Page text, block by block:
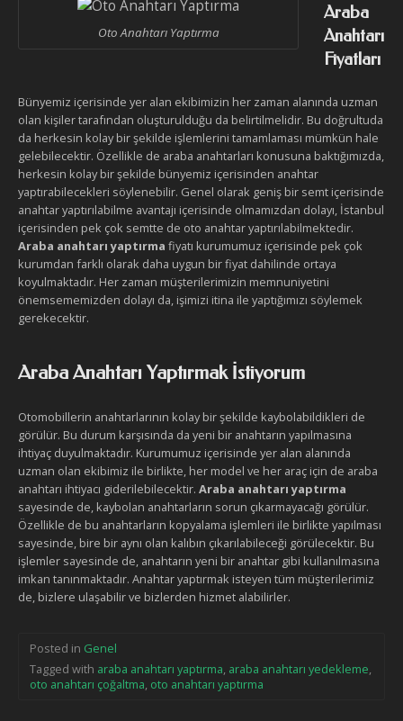
Oto Anahtarı Yaptırma
Araba
Anahtarı
Fiyatları
Bünyemiz içerisinde yer alan ekibimizin her zaman alanında uzman
olan kişiler tarafından oluşturulduğu da belirtilmelidir. Bu doğrultuda
da herkesin kolay bir şekilde işlemlerini tamamlaması mümkün hale
gelebilecektir. Özellikle de araba anahtarları konusuna baktığımızda,
herkesin kolay bir şekilde bünyemiz içerisinden anahtar
yaptırabilecekleri söylenebilir. Genel olarak geniş bir semt içerisinde
anahtar yaptırılabilme avantajı içerisinde olmamızdan dolayı, İstanbul
içerisinden pek çok semtte de oto anahtar yaptırılabilmektedir.
Araba anahtarı yaptırma fiyatı kurumumuz içerisinde pek çok
kurumdan farklı olarak daha uygun bir fiyat dahilinde ortaya
koyulmaktadır. Her zaman müşterilerimizin memnuniyetini
önemsememizden dolayı da, işimizi itina ile yaptığımızı söylemek
gerekecektir.
Araba Anahtarı Yaptırmak İstiyorum
Otomobillerin anahtarlarının kolay bir şekilde kaybolabildikleri de
görülür. Bu durum karşısında da yeni bir anahtarın yapılmasına
ihtiyaç duyulmaktadır. Kurumumuz içerisinde yer alan alanında
uzman olan ekibimiz ile birlikte, her model ve her araç için de araba
anahtarı ihtiyacı giderilebilecektir. Araba anahtarı yaptırma
sayesinde de, kaybolan anahtarların sorun çıkarmayacağı görülür.
Özellikle de bu anahtarların kopyalama işlemleri ile birlikte yapılması
sayesinde, bire bir aynı olan kalıbın çıkarılabileceği görülecektir. Bu
işlemler sayesinde de, anahtarın yeni bir anahtar gibi kullanılmasına
imkan tanınmaktadır. Anahtar yaptırmak isteyen tüm müşterilerimiz
de, bizlere ulaşabilir ve bizlerden hizmet alabilirler.
Posted in Genel
Tagged with araba anahtarı yaptırma, araba anahtarı yedekleme,
oto anahtarı çoğaltma, oto anahtarı yaptırma